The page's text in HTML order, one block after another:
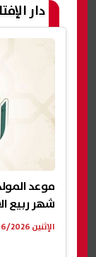
دار
شهر ربيع
الإثنين 29/06/2026 03:11 م